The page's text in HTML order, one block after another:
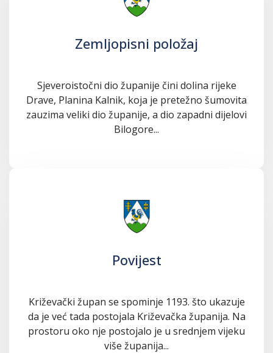
Zemljopisni položaj
Sjeveroistočni dio županije čini dolina rijeke
Drave, Planina Kalnik, koja je pretežno šumovita
zauzima veliki dio županije, a dio zapadni dijelovi
Bilogore...
Povijest
Križevački župan se spominje 1193. što ukazuje
da je već tada postojala Križevačka županija. Na
prostoru oko nje postojalo je u srednjem vijeku
više županija...